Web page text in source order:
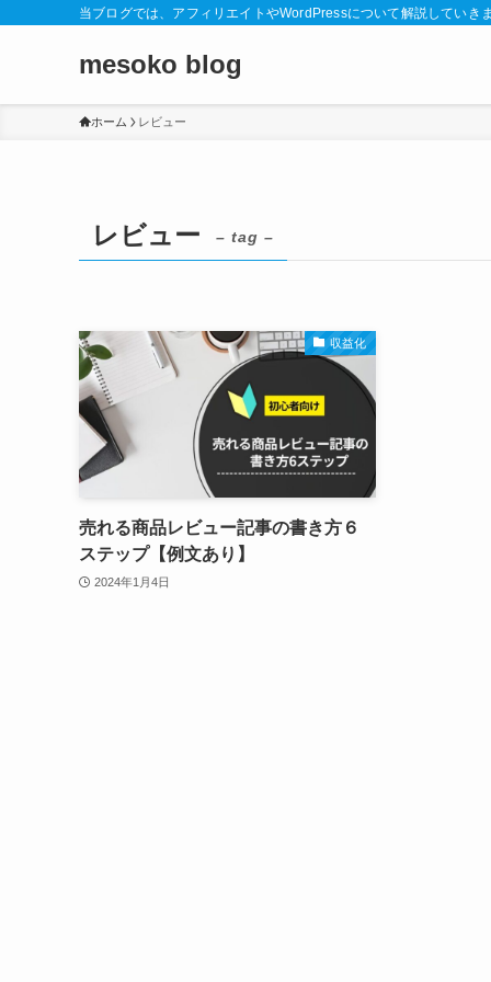
当ブログでは、アフィリエイトやWordPressについて解説していき
mesoko blog
ホーム レビュー
レビュー – tag –
収益化
売れる商品レビュー記事の書き方６
ステップ【例文あり】
2024年1月4日